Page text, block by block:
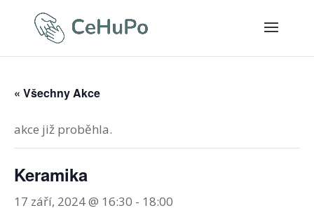
« Všechny Akce
akce již proběhla.
Keramika
17 září, 2024 @ 16:30 - 18:00